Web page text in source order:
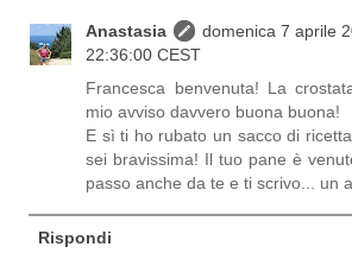
Anastasia
domenica 7 aprile
22:36:00 CEST
Francesca benvenuta! La
mio avviso davvero buona buona!
E sì ti ho rubato un sacco di
sei bravissima! Il tuo pane è
passo anche da te e ti scrivo... un
Rispondi